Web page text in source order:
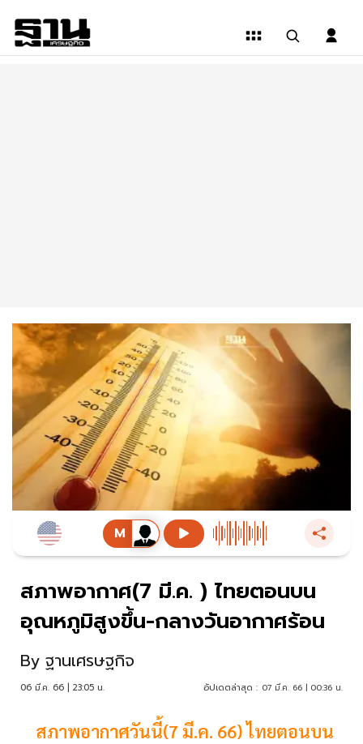
สภาพอากาศ(7 มี.ค. ) ไทยตอนบน
อุณหภูมิสูงขึ้น-กลางวันอากาศร้อน
By ฐานเศรษฐกิจ
06 มี.ค. 66 | 23:05 น. อัปเดตล่าสุด : 07 มี.ค. 66 | 00:36 น.
สภาพอากาศวันนี้(7 มี.ค. 66) ไทยตอนบน